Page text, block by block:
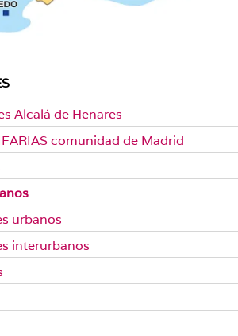
Alcalá de Henares
comunidad de Madrid
urbanos
interurbanos